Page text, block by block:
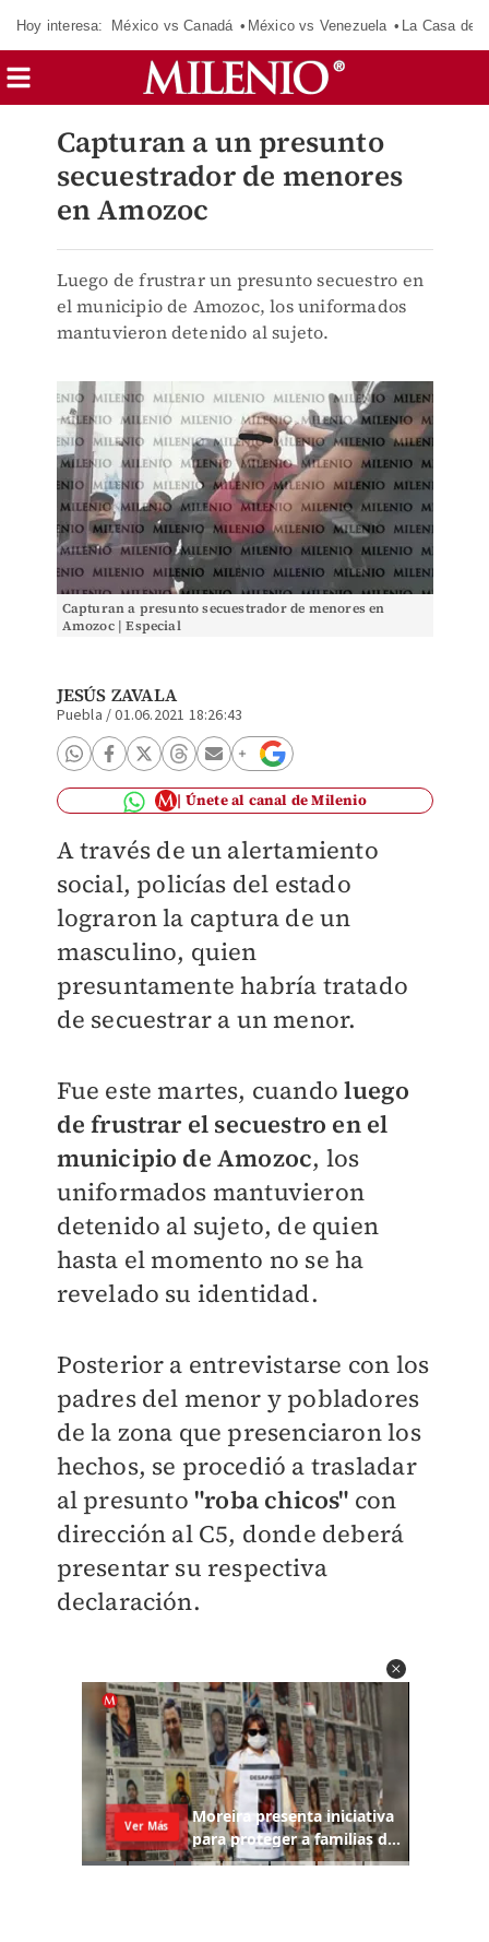
Hoy interesa: México vs Canadá México vs Venezuela La Casa de
Capturan a un presunto
secuestrador de menores
en Amozoc
Luego de frustrar un presunto secuestro en
el municipio de Amozoc, los uniformados
mantuvieron detenido al sujeto.
Capturan a presunto secuestrador de menores en
Amozoc | Especial
JESÚS ZAVALA
Puebla /01.06.2021 18:26:43
Únete al canal de Milenio
A través de un alertamiento
social, policías del estado
lograron la captura de un
masculino, quien
presuntamente habría tratado
de secuestrar a un menor.
Fue este martes, cuando luego
de frustrar el secuestro en el
municipio de Amozoc, los
uniformados mantuvieron
detenido al sujeto, de quien
hasta el momento no se ha
revelado su identidad.
Posterior a entrevistarse con los
padres del menor y pobladores
de la zona que presenciaron los
hechos, se procedió a trasladar
al presunto "roba chicos" con
dirección al C5, donde deberá
presentar su respectiva
declaración.